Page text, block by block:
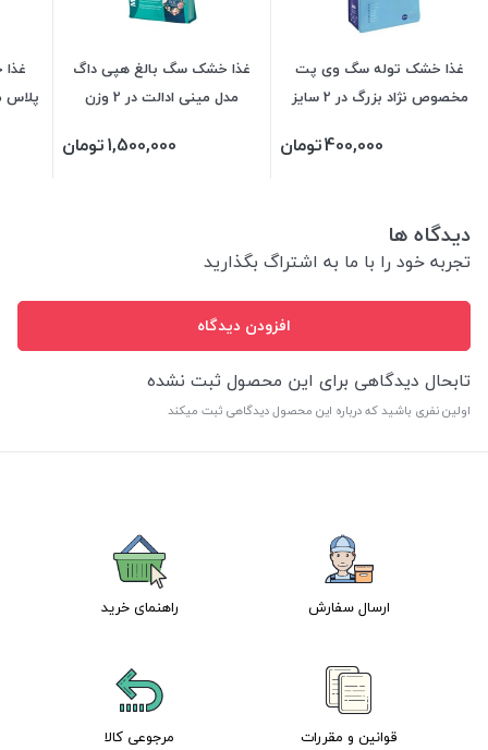
غذا خشک توله سگ وی پت
مخصوص نژاد بزرگ در 2 سایز
400,000تومان
غذا خشک سگ بالغ هپی داگ
مدل مینی ادالت در 2 وزن
1,500,000تومان
دیدگاه ها
تجربه خود را با ما به اشتراگ بگذارید
افزودن دیدگاه
تابحال دیدگاهی برای این محصول ثبت نشده
اولین نفری باشید که درباره این محصول دیدگاهی ثبت میکند
ارسال سفارش راهنمای خرید
قوانین و مقررات مرجوعی کالا